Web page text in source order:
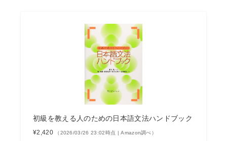
初級を教える人のための日本語文法ハンドブック
¥2,420 （2026/03/26 23:02時点 | Amazon調べ）